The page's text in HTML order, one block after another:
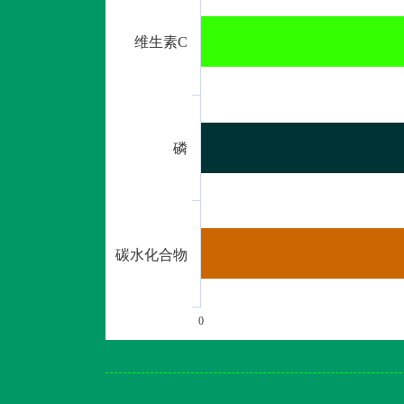
维生素C
磷
碳水化合物
0